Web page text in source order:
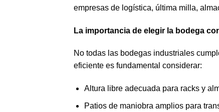
empresas de logística, última milla,
La importancia de elegir la bodega
No todas las bodegas industriales
eficiente es fundamental considerar:
Altura libre adecuada para racks y
Patios de maniobra amplios para